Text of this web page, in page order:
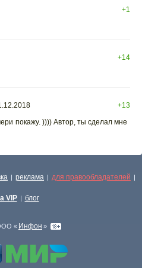
+1
+14
+13
покажу. )))) Автор, ты сделал мне
| реклама | для правообладателей |
VIP | блог
« Инфон »